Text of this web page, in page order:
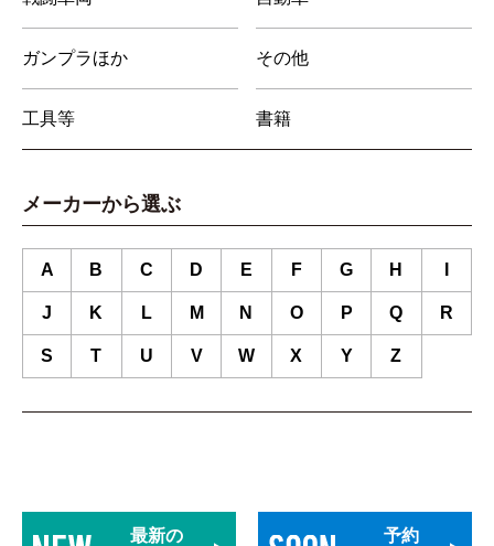
ガンプラほか その他
工具等 書籍
メーカーから選ぶ
A B C D E F G H
J K L M N O P Q R
S T U V W X Y Z
最新の
予約